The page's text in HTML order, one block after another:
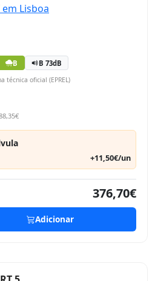
B B 73dB
técnica oficial (EPREL)
+11,50€/un
376,70€
Adicionar